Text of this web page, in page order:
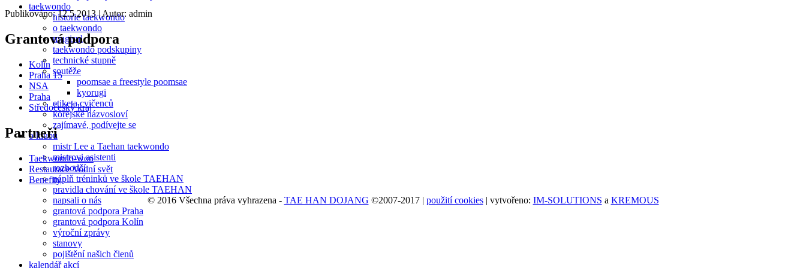
taekwondo
historie taekwondo
o taekwondo
mugisul
taekwondo podskupiny
technické stupně
soutěže
poomsae a freestyle poomsae
kyorugi
etiketa cvičenců
korejské názvosloví
zajímavé, podívejte se
o klubu
mistr Lee a Taehan taekwondo
mistrovi asistenti
rozhodčí
náplň tréninků ve škole TAEHAN
pravidla chování ve škole TAEHAN
napsali o nás
grantová podpora Praha
grantová podpora Kolín
výroční zprávy
stanovy
pojištění našich členů
kalendář akcí
Publikováno: 12.5.2013| Autor: admin
Grantová podpora
Kolín
Praha 15
NSA
Praha
Středočeský kraj
Partneři
Taekwondo-won
Restaurace Vodní svět
Benefity
© 2016 Všechna práva vyhrazena - TAE HAN DOJANG ©2007-2017 | použití cookies| vytvořeno: IM-SOLUTIONS a KREMOUS